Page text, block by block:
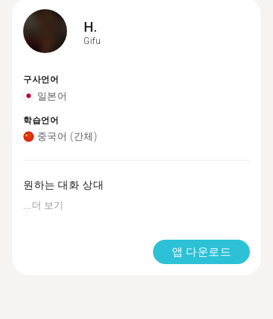
H.
Gifu
구사언어
일본어
학습언어
중국어 (간체)
원하는 대화 상대
...더 보기
앱 다운로드